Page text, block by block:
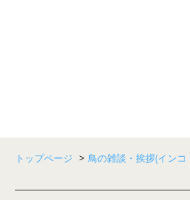
トップページ > 鳥の雑談・挨拶(イン